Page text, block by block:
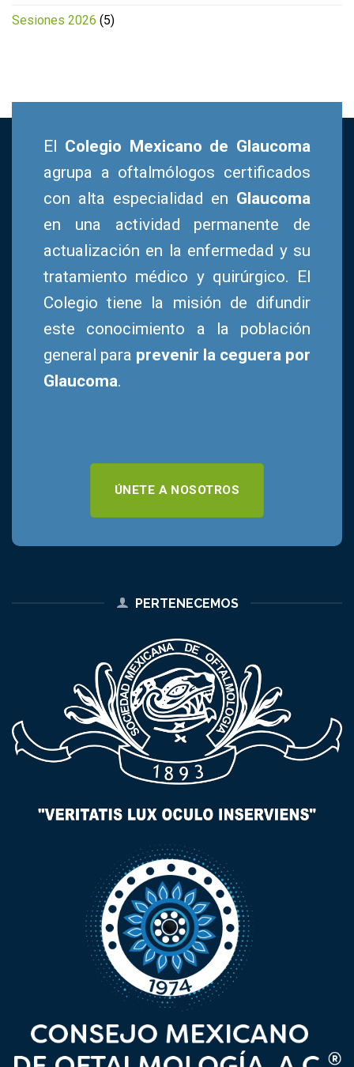
Sesiones 2026 (5)
El Colegio Mexicano de Glaucoma
agrupa a oftalmólogos certificados
con alta especialidad en Glaucoma
en una actividad permanente de
actualización en la enfermedad y su
tratamiento médico y quirúrgico. El
Colegio tiene la misión de difundir
este conocimiento a la población
general para prevenir la ceguera por
Glaucoma.
ÚNETE A NOSOTROS
PERTENECEMOS